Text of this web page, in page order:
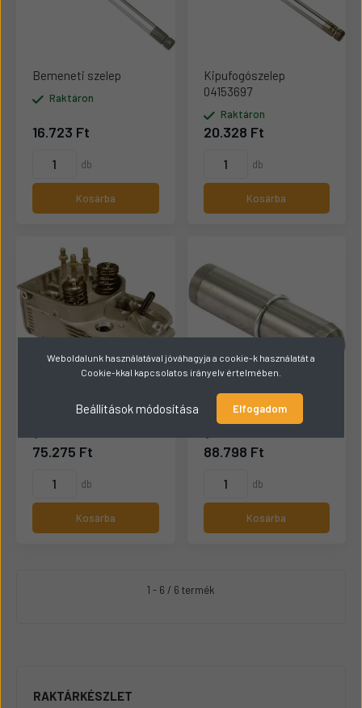
Bemeneti szelep
Raktáron
16.723 Ft
db
Kosárba
Kipufogószelep
04153697
Raktáron
20.328 Ft
db
Kosárba
Hengerfej
75.275 Ft
db
Kosárba
Szelepvezető
88.798 Ft
db
Kosárba
1 - 6 / 6 termék
RAKTÁRKÉSZLET
Weboldalunk használatával jóváhagyja a cookie-k használatát a
Cookie-kkal kapcsolatos irányelv értelmében.
Beállítások módosítása Elfogadom